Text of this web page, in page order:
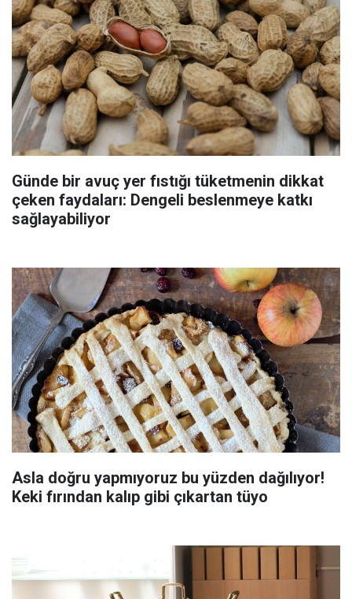
Günde bir avuç yer fıstığı tüketmenin dikkat
çeken faydaları: Dengeli beslenmeye katkı
sağlayabiliyor
Asla doğru yapmıyoruz bu yüzden dağılıyor!
Keki fırından kalıp gibi çıkartan tüyo